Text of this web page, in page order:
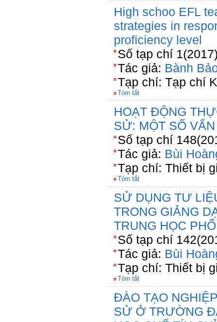
High schoo EFL
strategies in
proficiency level
Số tạp chí
Tác giả: Bành
Tạp chí: Tạp chí
Tóm tắt
HOẠT ĐỘNG
SỬ: MỘT SỐ
Số tạp chí
Tác giả: Bùi
Tạp chí: Thiết bị
Tóm tắt
SỬ DỤNG TƯ
TRONG GIẢNG
TRUNG HỌC
Số tạp chí
Tác giả: Bùi
Tạp chí: Thiết bị
Tóm tắt
ĐÀO TẠO
SỬ Ở TRƯỜNG